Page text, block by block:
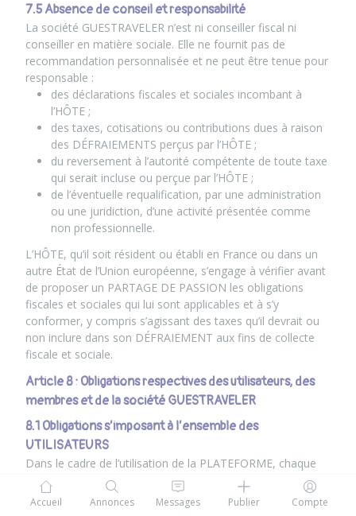
7.5 Absence de conseil et responsabilité
La société GUESTRAVELER n’est ni conseiller fiscal ni
conseiller en matière sociale. Elle ne fournit pas de
recommandation personnalisée et ne peut être tenue pour
responsable :
des déclarations fiscales et sociales incombant à
l’HÔTE ;
des taxes, cotisations ou contributions dues à raison
des DÉFRAIEMENTS perçus par l’HÔTE ;
du reversement à l’autorité compétente de toute taxe
qui serait incluse ou perçue par l’HÔTE ;
de l’éventuelle requalification, par une administration
ou une juridiction, d’une activité présentée comme
non professionnelle.
L’HÔTE, qu’il soit résident ou établi en France ou dans un
autre État de l’Union européenne, s’engage à vérifier avant
de proposer un PARTAGE DE PASSION les obligations
fiscales et sociales qui lui sont applicables et à s’y
conformer, y compris s’agissant des taxes qu’il devrait ou
non inclure dans son DÉFRAIEMENT aux fins de collecte
fiscale et sociale.
Article 8 : Obligations respectives des utilisateurs, des
membres et de la société GUESTRAVELER
8.1 Obligations s’imposant à l’ensemble des
UTILISATEURS
Dans le cadre de l’utilisation de la PLATEFORME, chaque
UTILISATEUR s’engage à ne pas porter atteinte à l’ordre
public, à se conformer aux lois et règlements en vigueur, à
Accueil Annonces Messages Publier Compte